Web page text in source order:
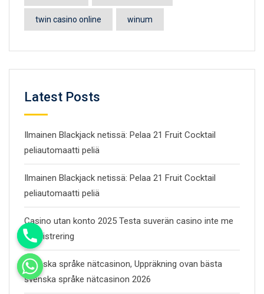
twin casino online winum
Latest Posts
Ilmainen Blackjack netissä: Pelaa 21 Fruit Cocktail
peliautomaatti peliä
Ilmainen Blackjack netissä: Pelaa 21 Fruit Cocktail
peliautomaatti peliä
Casino utan konto 2025 Testa suverän casino inte me
inregistrering
Svenska språke nätcasinon, Uppräkning ovan bästa
svenska språke nätcasinon 2026